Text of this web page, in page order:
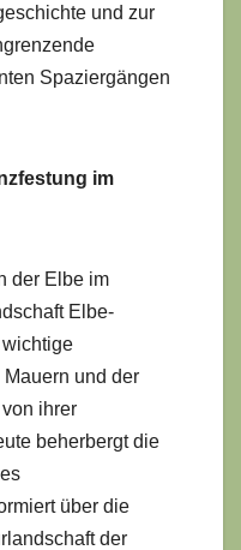
und zur
Spaziergängen
im
der Elbe im
Elbe-
und der
ihrer
beherbergt die
über die
der